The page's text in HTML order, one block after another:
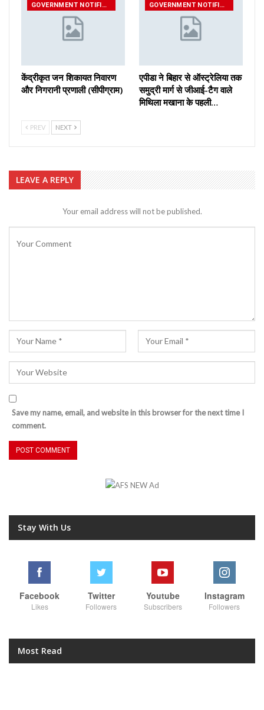
GOVERNMENT NOTIFICATIONS
केंद्रीकृत जन शिकायत निवारण
और निगरानी प्रणाली (सीपीग्राम)
GOVERNMENT NOTIFICATIONS
एपीडा ने बिहार से ऑस्ट्रेलिया तक
समुद्री मार्ग से जीआई-टैग वाले
मिथिला मखाना के पहली…
PREV NEXT
LEAVE A REPLY
Your email address will not be published.
Save my name, email, and website in this browser for the next time I
comment.
Stay With Us
Facebook
Likes
Twitter
Followers
Youtube
Subscribers
Instagram
Followers
Most Read